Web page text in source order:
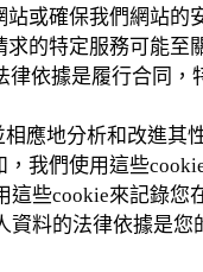
或確保我們網站的
的特定服務可能至
依據是履行合同，
應地分析和改進其
我們使用這些
些cookie來記錄您
料的法律依據是您